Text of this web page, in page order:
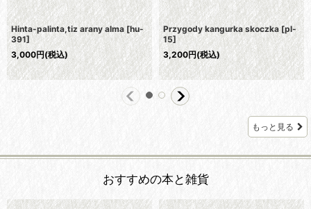
Hinta-palinta,tiz arany alma [hu-
391]
3,000円(税込)
Przygody kangurka skoczka [pl-
15]
3,200円(税込)
もっと見る
おすすめの本と雑貨